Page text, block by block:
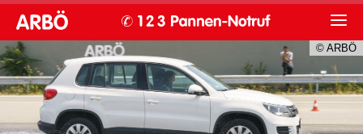
© ARBÖ